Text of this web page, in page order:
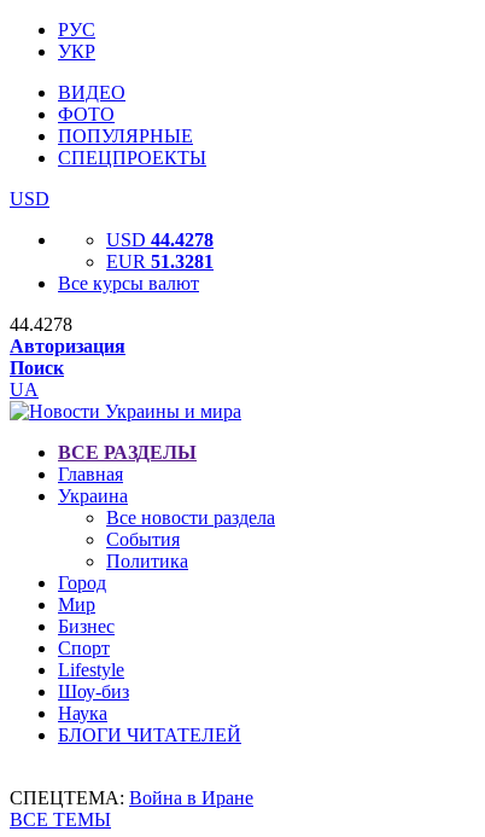
РУС
УКР
ВИДЕО
ФОТО
ПОПУЛЯРНЫЕ
СПЕЦПРОЕКТЫ
USD
USD 44.4278
EUR 51.3281
Все курсы валют
44.4278
Авторизация
Поиск
UA
ВСЕ РАЗДЕЛЫ
Главная
Украина
Все новости раздела
События
Политика
Город
Мир
Бизнес
Спорт
Lifestyle
Шоу-биз
Наука
БЛОГИ ЧИТАТЕЛЕЙ
СПЕЦТЕМА: Война в Иране
ВСЕ ТЕМЫ